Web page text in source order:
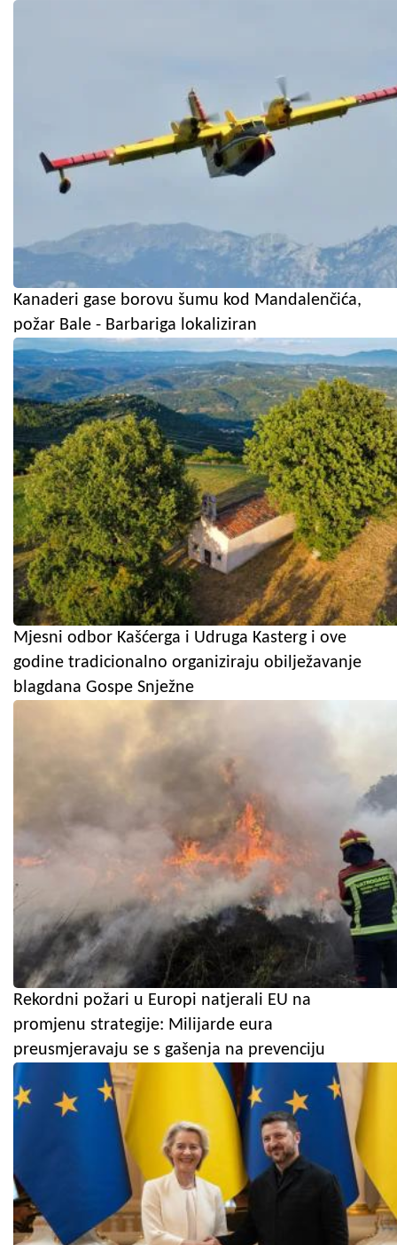
Kanaderi gase borovu šumu kod Mandalenčića,
požar Bale - Barbariga lokaliziran
Mjesni odbor Kašćerga i Udruga Kasterg i ove
godine tradicionalno organiziraju obilježavanje
blagdana Gospe Snježne
Rekordni požari u Europi natjerali EU na
promjenu strategije: Milijarde eura
preusmjeravaju se s gašenja na prevenciju